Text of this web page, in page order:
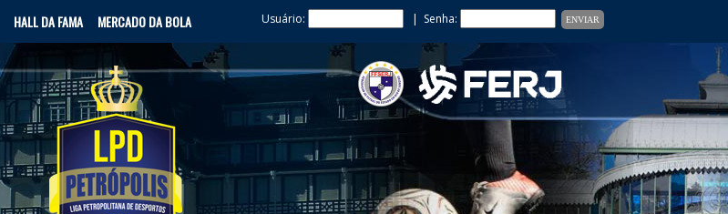
HALL DA FAMA MERCADO DA BOLA Usuário: | Senha: